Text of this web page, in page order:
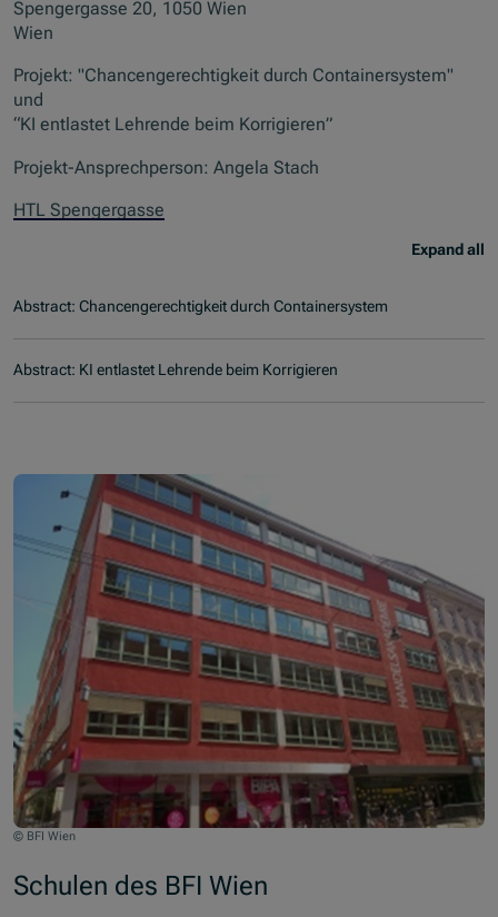
Spengergasse 20, 1050 Wien
Wien
Projekt: "Chancengerechtigkeit durch Containersystem"
und
“KI entlastet Lehrende beim Korrigieren”
Projekt-Ansprechperson: Angela Stach
HTL Spengergasse
Expand all
Abstract: Chancengerechtigkeit durch Containersystem
Abstract: KI entlastet Lehrende beim Korrigieren
© BFI Wien
Schulen des BFI Wien